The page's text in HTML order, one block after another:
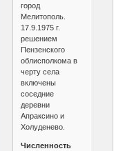
город
Мелитополь.
17.9.1975 г.
решением
Пензенского
облисполкома в
черту села
включены
соседние
деревни
Апраксино и
Холуденево.
Численность